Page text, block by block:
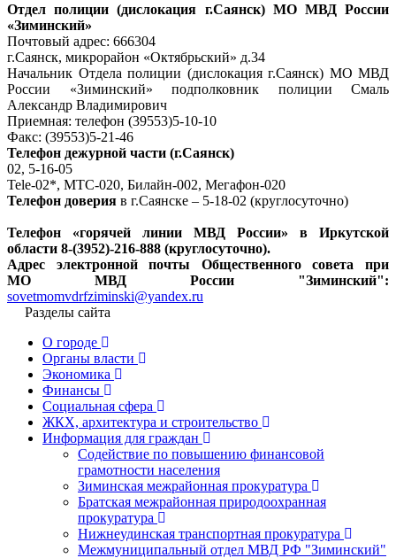
Отдел полиции (дислокация г.Саянск) МО МВД России
«Зиминский»
Почтовый адрес: 666304
г.Саянск, микрорайон «Октябрьский» д.34
Начальник Отдела полиции (дислокация г.Саянск) МО МВД
России «Зиминский» подполковник полиции Смаль
Александр Владимирович
Приемная: телефон (39553)5-10-10
Факс: (39553)5-21-46
Телефон дежурной части (г.Саянск)
02, 5-16-05
Tele-02*, МТС-020, Билайн-002, Мегафон-020
Телефон доверия в г.Саянске – 5-18-02 (круглосуточно)
Телефон «горячей линии МВД России» в Иркутской
области 8-(3952)-216-888 (круглосуточно).
Адрес электронной почты Общественного совета при
МО МВД России "Зиминский":
sovetmomvdrfziminski@yandex.ru
Разделы сайта
О городе
Органы власти
Экономика
Финансы
Социальная сфера
ЖКХ, архитектура и строительство
Информация для граждан
Содействие по повышению финансовой
грамотности населения
Зиминская межрайонная прокуратура
Братская межрайонная природоохранная
прокуратура
Нижнеудинская транспортная прокуратура
Межмуниципальный отдел МВД РФ "Зиминский"